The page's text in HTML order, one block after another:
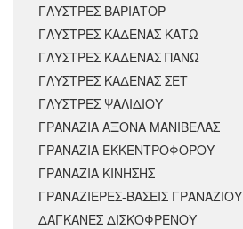
ΓΛΥΣΤΡΕΣ ΒΑΡΙΑΤΟΡ
ΓΛΥΣΤΡΕΣ ΚΑΔΕΝΑΣ ΚΑΤΩ
ΓΛΥΣΤΡΕΣ ΚΑΔΕΝΑΣ ΠΑΝΩ
ΓΛΥΣΤΡΕΣ ΚΑΔΕΝΑΣ ΣΕΤ
ΓΛΥΣΤΡΕΣ ΨΑΛΙΔΙΟΥ
ΓΡΑΝΑΖΙΑ ΑΞΟΝΑ ΜΑΝΙΒΕΛΑΣ
ΓΡΑΝΑΖΙΑ ΕΚΚΕΝΤΡΟΦΟΡΟΥ
ΓΡΑΝΑΖΙΑ ΚΙΝΗΣΗΣ
ΓΡΑΝΑΖΙΕΡΕΣ-ΒΑΣΕΙΣ ΓΡΑΝΑΖΙΟΥ
ΔΑΓΚΑΝΕΣ ΔΙΣΚΟΦΡΕΝΟΥ